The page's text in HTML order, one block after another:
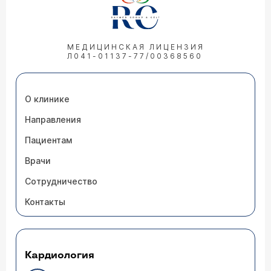
МЕДИЦИНСКАЯ ЛИЦЕНЗИЯ
Л041-01137-77/00368560
О клинике
Направления
Пациентам
Врачи
Сотрудничество
Контакты
Кардиология